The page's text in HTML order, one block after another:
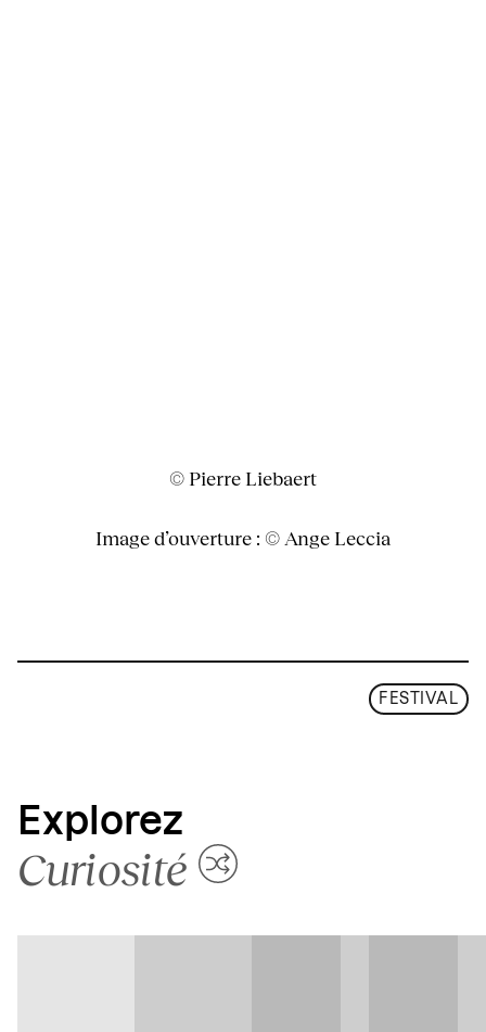
© Pierre Liebaert
Image d’ouverture : © Ange Leccia
FESTIVAL
Explorez
Curiosité